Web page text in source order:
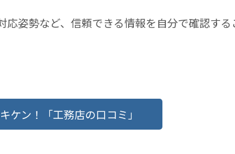
姿勢など、信頼できる情報を自分で確認する
ケン！「工務店の口コミ」